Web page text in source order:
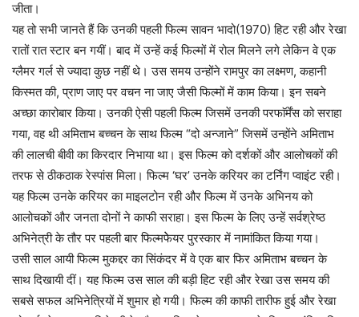
जीता।
यह तो सभी जानते हैं कि उनकी पहली फिल्म सावन भादो(1970) हिट रही और रेखा
रातों रात स्टार बन गयीं। बाद में उन्हें कई फिल्मों में रोल मिलने लगे लेकिन वे एक
ग्लैमर गर्ल से ज्यादा कुछ नहीं थे। उस समय उन्होंने रामपुर का लक्ष्मण, कहानी
किस्मत की, प्राण जाए पर वचन ना जाए जैसी फिल्मों में काम किया। इन सबने
अच्छा कारोबार किया। उनकी ऐसी पहली फिल्म जिसमें उनकी परफाॅर्मेंस को सराहा
गया, वह थी अमिताभ बच्चन के साथ फिल्म “दो अन्जाने” जिसमें उन्होंने अमिताभ
की लालची बीवी का किरदार निभाया था। इस फिल्म को दर्शकों और आलोचकों की
तरफ से ठीकठाक रेस्पांस मिला। फिल्म ‘घर’ उनके करियर का टर्निंग प्वाइंट रही।
यह फिल्म उनके करियर का माइलटोन रही और फिल्म में उनके अभिनय को
आलोचकों और जनता दोनों ने काफी सराहा। इस फिल्म के लिए उन्हें सर्वश्रेष्ठ
अभिनेत्री के तौर पर पहली बार फिल्मफेेयर पुरस्कार में नामांकित किया गया।
उसी साल आयी फिल्म मुकद्दर का सिंकंदर में वे एक बार फिर अमिताभ बच्चन के
साथ दिखायी दीं। यह फिल्म उस साल की बड़ी हिट रही और रेखा उस समय की
सबसे सफल अभिनेत्रियों में शुमार हो गयी। फिल्म की काफी तारीफ हुई और रेखा